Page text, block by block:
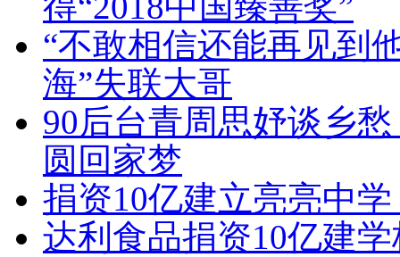
“不敢相信还能再见到
海”失联大哥
90后台青周思妤谈乡
圆回家梦
捐资10亿建立亮亮中
达利食品捐资10亿建